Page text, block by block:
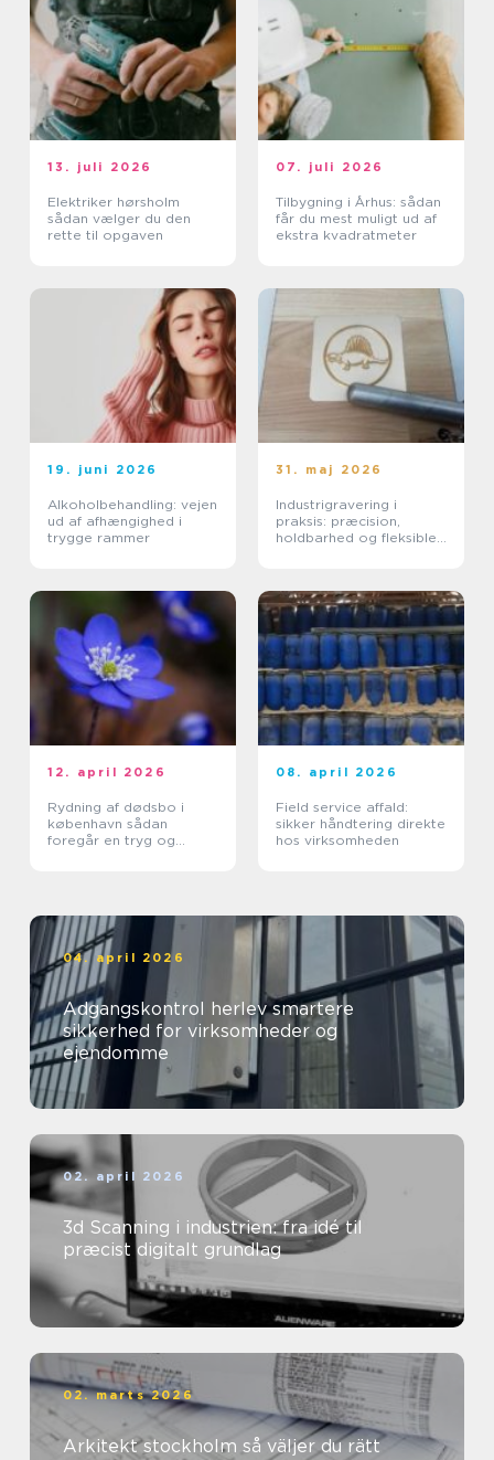
13. juli 2026
Elektriker hørsholm
sådan vælger du den
rette til opgaven
07. juli 2026
Tilbygning i Århus: sådan
får du mest muligt ud af
ekstra kvadratmeter
19. juni 2026
Alkoholbehandling: vejen
ud af afhængighed i
trygge rammer
31. maj 2026
Industrigravering i
praksis: præcision,
holdbarhed og fleksible
12. april 2026
Rydning af dødsbo i
københavn sådan
foregår en tryg og
08. april 2026
Field service affald:
sikker håndtering direkte
hos virksomheden
04. april 2026
Adgangskontrol herlev smartere
sikkerhed for virksomheder og
ejendomme
02. april 2026
3d Scanning i industrien: fra idé til
præcist digitalt grundlag
02. marts 2026
Arkitekt stockholm så väljer du rätt